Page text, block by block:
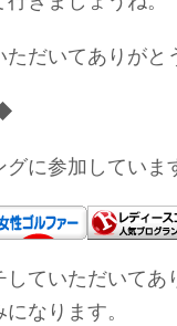
だいてありがと
に参加していま
していただいてあ
なります。